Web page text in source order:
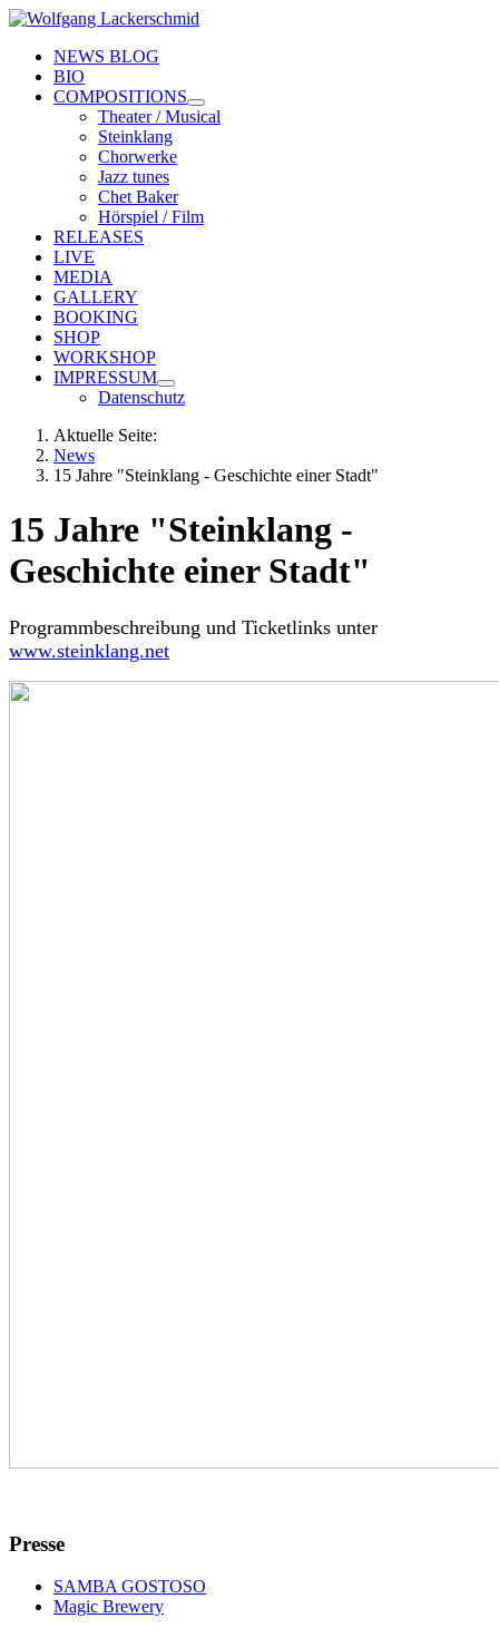
NEWS BLOG
BIO
COMPOSITIONS
Theater / Musical
Steinklang
Chorwerke
Jazz tunes
Chet Baker
Hörspiel / Film
RELEASES
LIVE
MEDIA
GALLERY
BOOKING
SHOP
WORKSHOP
IMPRESSUM
Datenschutz
Aktuelle Seite:
News
15 Jahre "Steinklang - Geschichte einer Stadt"
15 Jahre "Steinklang -
Geschichte einer Stadt"
Programmbeschreibung und Ticketlinks unter
www.steinklang.net
Presse
SAMBA GOSTOSO
Magic Brewery